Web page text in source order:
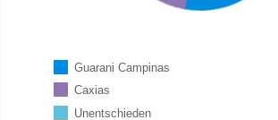
Guarani Campinas
Caxias
Unentschieden